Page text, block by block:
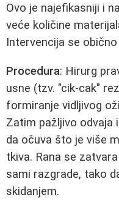
Ovo je najefikasniji i
veće količine
Intervencija se
Procedura: Hirurg
usne (tzv. "cik-cak"
formiranje vidljivog
Zatim pažljivo odvaja
da očuva što je više
tkiva. Rana se
sami razgrade, tako
skidanjem.